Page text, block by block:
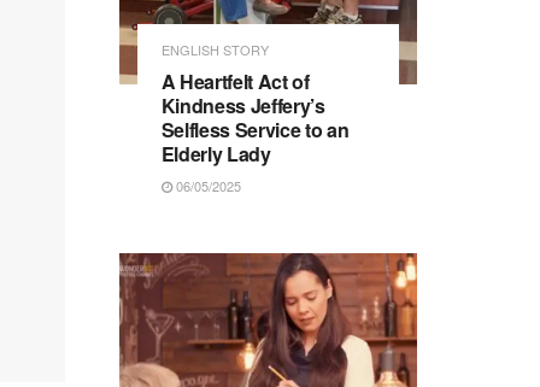
ENGLISH STORY
A Heartfelt Act of
Kindness Jeffery’s
Selfless Service to an
Elderly Lady
06/05/2025